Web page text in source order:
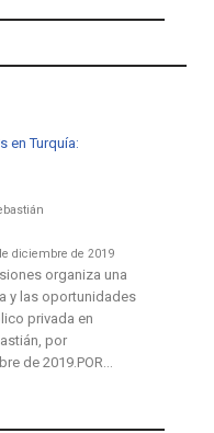
en Turquía:
diciembre de 2019
organiza una
y las oportunidades
privada en
por
de 2019.POR…